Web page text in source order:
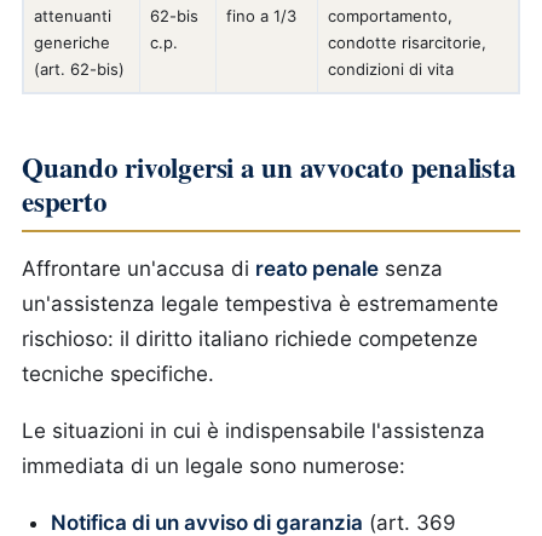
attenuanti
generiche
(art. 62-bis)
62-bis
c.p.
fino a 1/3
comportamento,
condotte risarcitorie,
condizioni di vita
Quando rivolgersi a un avvocato penalista
esperto
Affrontare un'accusa di reato penale senza
un'assistenza legale tempestiva è estremamente
rischioso: il diritto italiano richiede competenze
tecniche specifiche.
Le situazioni in cui è indispensabile l'assistenza
immediata di un legale sono numerose:
Notifica di un avviso di garanzia (art. 369